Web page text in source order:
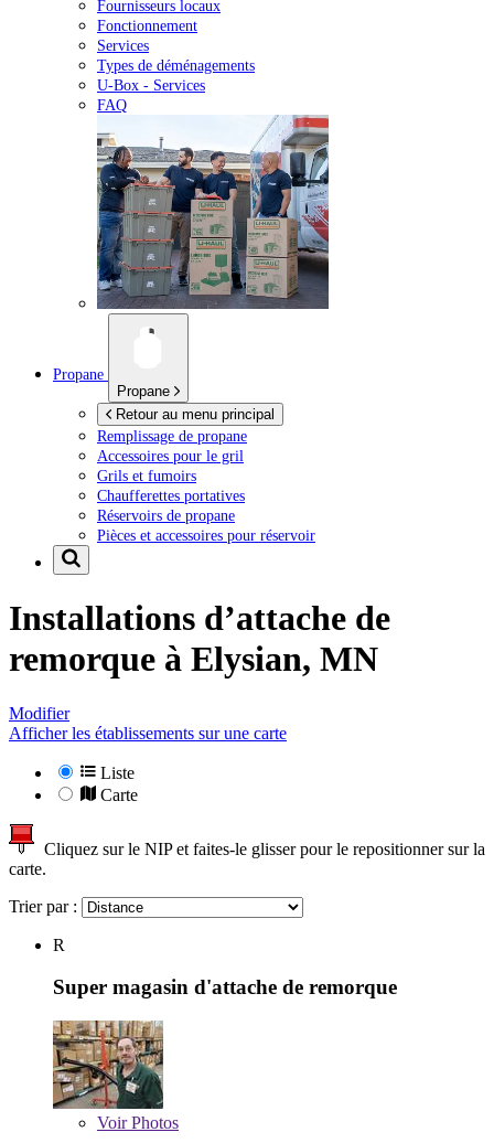
Fournisseurs locaux
Fonctionnement
Services
Types de déménagements
U-Box - Services
FAQ
Propane
Propane
Retour au menu principal
Remplissage de propane
Accessoires pour le gril
Grils et fumoirs
Chaufferettes portatives
Réservoirs de propane
Pièces et accessoires pour réservoir
Installations d’attache de
remorque à Elysian, MN
Modifier
Afficher les établissements sur une carte
Liste
Carte
Cliquez sur le NIP et faites-le glisser pour le repositionner sur la
carte.
Trier par :
R
Super magasin d'attache de remorque
VoirPhotos